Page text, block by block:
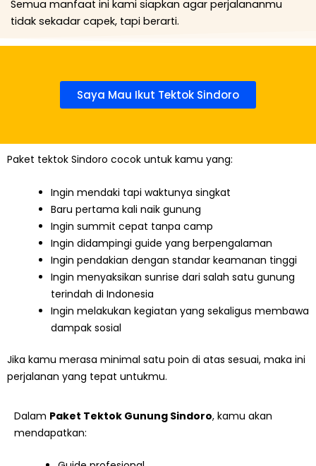
Semua manfaat ini kami siapkan agar perjalananmu
tidak sekadar capek, tapi berarti.
Saya Mau Ikut Tektok Sindoro
Dalam Paket Tektok Gunung Sindoro, kamu akan
mendapatkan:
Paket tektok Sindoro cocok untuk kamu yang:
Ingin mendaki tapi waktunya singkat
Baru pertama kali naik gunung
Ingin summit cepat tanpa camp
Ingin didampingi guide yang berpengalaman
Ingin pendakian dengan standar keamanan tinggi
Ingin menyaksikan sunrise dari salah satu gunung
terindah di Indonesia
Ingin melakukan kegiatan yang sekaligus membawa
dampak sosial
Jika kamu merasa minimal satu poin di atas sesuai, maka ini
perjalanan yang tepat untukmu.